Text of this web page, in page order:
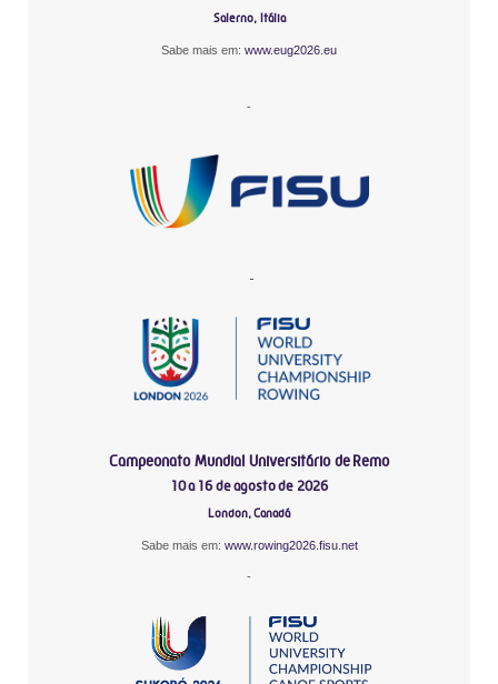
Salerno, Itália
Sabe mais em: www.eug2026.eu
-
-
Campeonato Mundial Universitário de Remo
10 a 16 de agosto de 2026
London, Canadá
Sabe mais em: www.rowing2026.fisu.net
-